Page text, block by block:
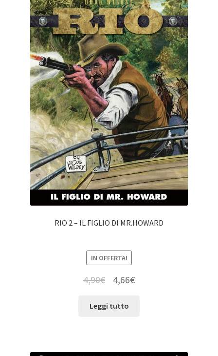
RIO 2 – IL FIGLIO DI MR.HOWARD
IN OFFERTA!
4,90€ 4,66€
Leggi tutto